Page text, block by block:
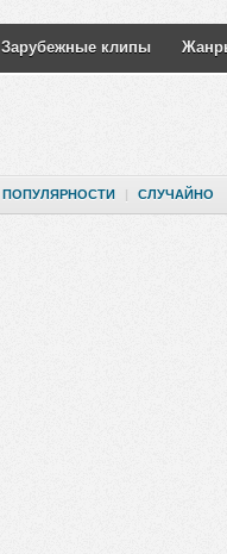
Зарубежные клипы
ПОПУЛЯРНОСТИ | СЛУЧАЙНО